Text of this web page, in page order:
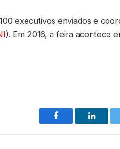
executivos enviados e
). Em 2016, a feira acontece
Facebook